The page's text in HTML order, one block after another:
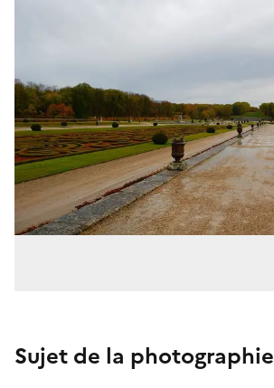
Sujet de la photographie